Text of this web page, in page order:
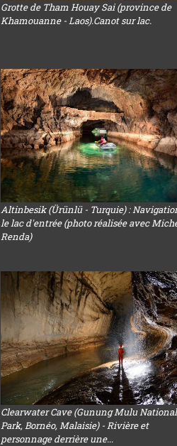
Grotte de Tham Houay Sai (province de
Khamouanne - Laos).Canot sur lac.
Altinbesik (Ürünlü - Turquie) :
le lac d'entrée (photo réalisée avec
Renda)
Clearwater Cave (Gunung Mulu National
Park, Bornéo, Malaisie) - Rivière et
personnage derrière une...